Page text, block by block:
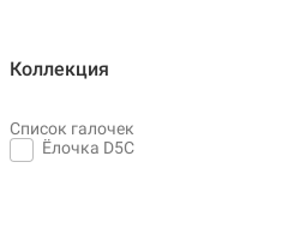
Коллекция
Список галочек
Ёлочка D5C